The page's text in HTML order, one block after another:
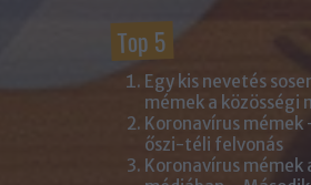
Top 5
Egy kis nevetés
mémek a közösségi
Koronavírus
őszi-téli felvonás
Koronavírus mémek